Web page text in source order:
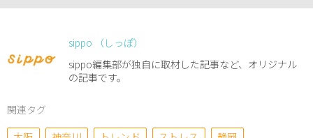
sippo （しっぽ）
sippo編集部が独自に取材した記事など、オリジナル
の記事です。
関連タグ